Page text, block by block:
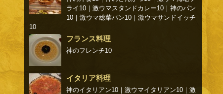
ライ10 ｜ 激ウマスタンドカレー10 ｜ 神のパン
10 ｜ 激ウマ総菜パン10 ｜ 激ウマサンドイッチ
10
フランス料理
神のフレンチ10
イタリア料理
神のイタリアン10 ｜ 激ウマイタリアン10 ｜ 激